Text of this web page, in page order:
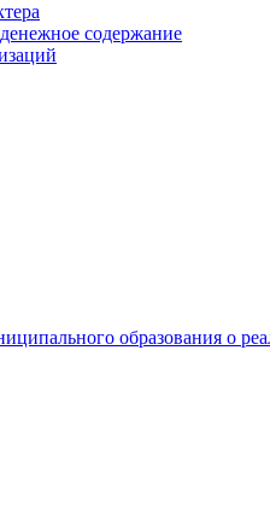
содержание
образования о